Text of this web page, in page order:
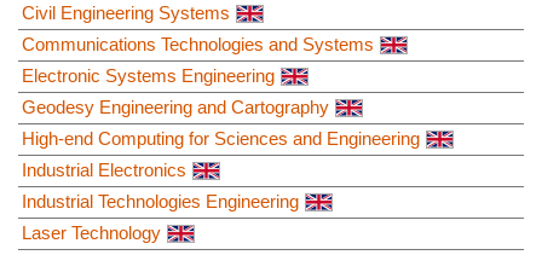
Civil Engineering Systems
Communications Technologies and Systems
Electronic Systems Engineering
Geodesy Engineering and Cartography
High-end Computing for Sciences and Engineering
Industrial Electronics
Industrial Technologies Engineering
Laser Technology